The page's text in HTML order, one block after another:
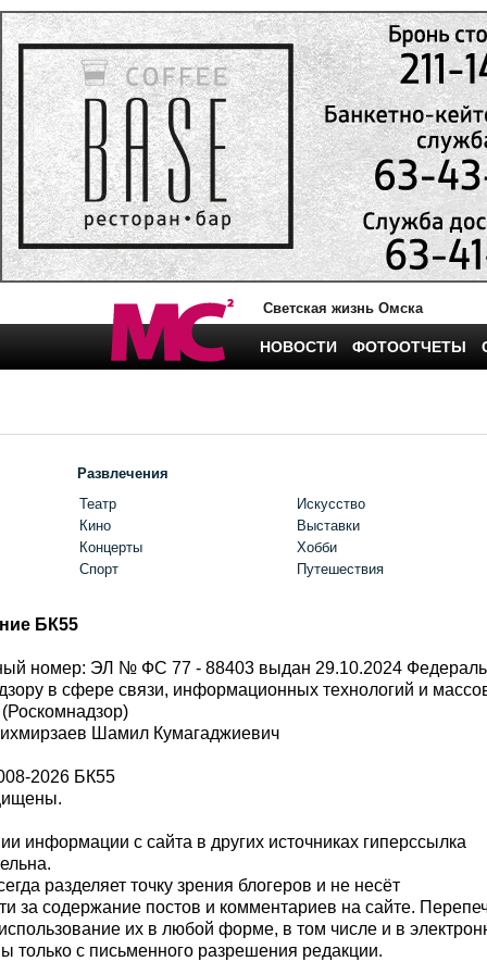
Светская жизнь Омска
НОВОСТИ ФОТООТЧЕТЫ
Развлечения
Театр
Кино
Концерты
Спорт
Искусство
Выставки
Хобби
Путешествия
БК55
номер: ЭЛ № ФС 77 - 88403 выдан 29.10.2024
в сфере связи, информационных технологий и
Шамил Кумагаджиевич
2026 БК55
информации с сайта в других источниках гиперссылка
разделяет точку зрения блогеров и не несёт
за содержание постов и комментариев на сайте.
их в любой форме, в том числе и в
с письменного разрешения редакции.